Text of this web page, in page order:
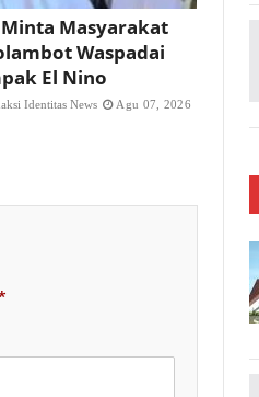
Masyarakat
Waspadai
El Nino
Identitas News Agu 07, 2026